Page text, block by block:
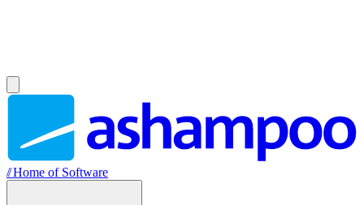
//Home of Software